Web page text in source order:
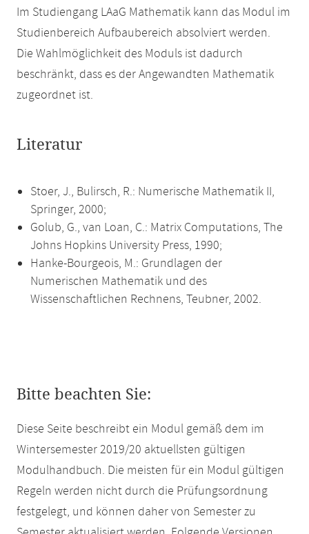
Im Studiengang LAaG Mathematik kann das Modul im
Studienbereich Aufbaubereich absolviert werden.
Die Wahlmöglichkeit des Moduls ist dadurch
beschränkt, dass es der Angewandten Mathematik
zugeordnet ist.
Literatur
Stoer, J., Bulirsch, R.: Numerische Mathematik II,
Springer, 2000;
Golub, G., van Loan, C.: Matrix Computations, The
Johns Hopkins University Press, 1990;
Hanke-Bourgeois, M.: Grundlagen der
Numerischen Mathematik und des
Wissenschaftlichen Rechnens, Teubner, 2002.
Bitte beachten Sie:
Diese Seite beschreibt ein Modul gemäß dem im
Wintersemester 2019/20 aktuellsten gültigen
Modulhandbuch. Die meisten für ein Modul gültigen
Regeln werden nicht durch die Prüfungsordnung
festgelegt, und können daher von Semester zu